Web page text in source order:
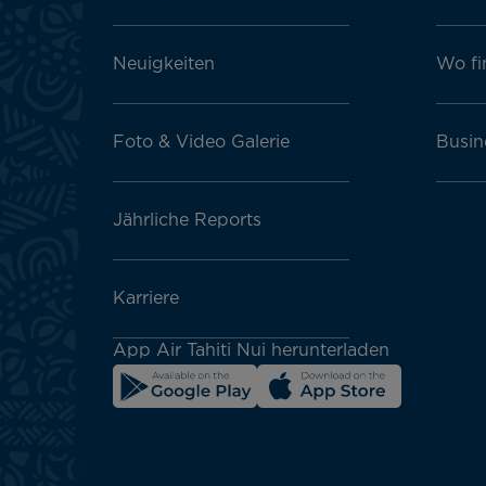
Neuigkeiten
Foto & Video Galerie
Jährliche Reports
Karriere
Wo
App Air Tahiti Nui herunterladen